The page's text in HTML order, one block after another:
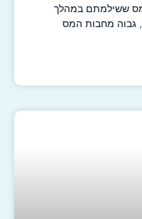
במהלך
מחבות המס